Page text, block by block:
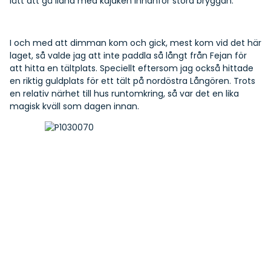
I och med att dimman kom och gick, mest kom vid det här
laget, så valde jag att inte paddla så långt från Fejan för
att hitta en tältplats. Speciellt eftersom jag också hittade
en riktig guldplats för ett tält på nordöstra Långören. Trots
en relativ närhet till hus runtomkring, så var det en lika
magisk kväll som dagen innan.